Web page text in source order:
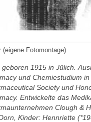
(eigene Fotomontage)
geboren 1915 in Jülich.
und Chemiestudium
Society und
Entwickelte das
Clough &
Kinder: Hennriette